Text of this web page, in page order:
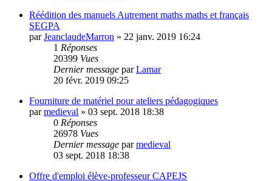
Réédition des manuels Autrement maths maths et français
SEGPA
parJeanclaudeMarron » 22 janv. 2019 16:24
1 Réponses
20399 Vues
Dernier message parLamar
20 févr. 2019 09:25
Fourniture de matériel pour ateliers pédagogiques
parmedieval » 03 sept. 2018 18:38
0 Réponses
26978 Vues
Dernier message parmedieval
03 sept. 2018 18:38
Offre d'emploi élève-professeur CAPEJS